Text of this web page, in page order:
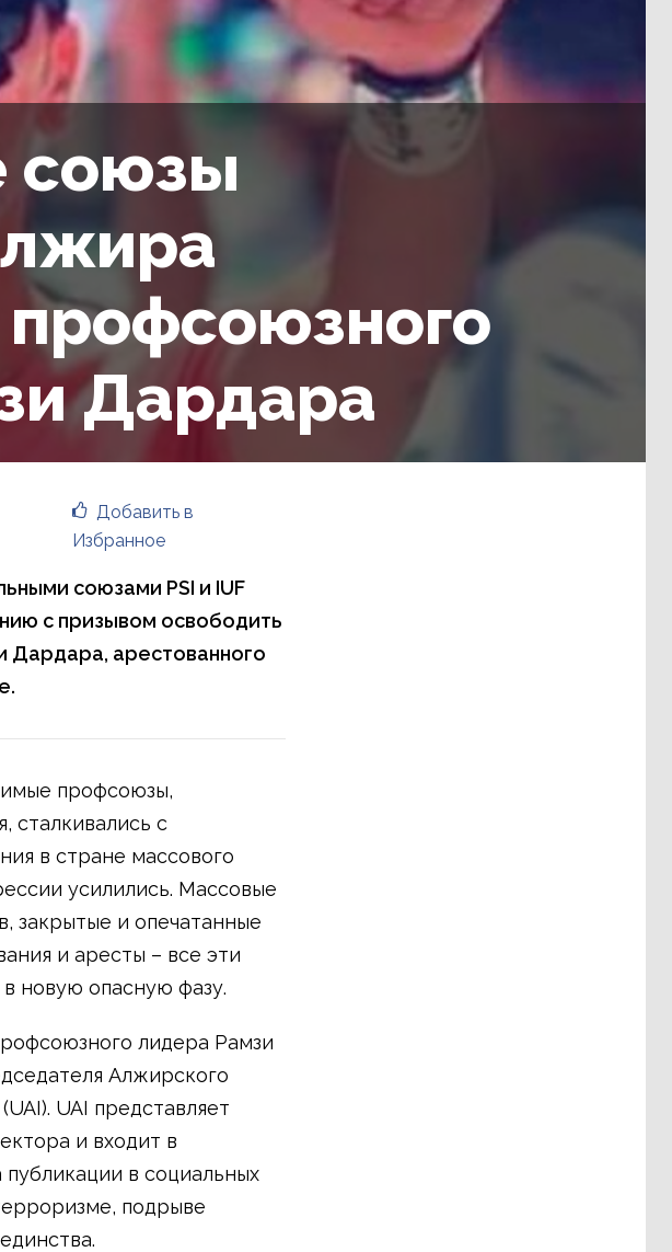
союзы
Дардара
Добавить в
Избранное
союзами PSI и IUF
с призывом освободить
Дардара, арестованного
профсоюзы,
сталкивались с
в стране массового
усилились. Массовые
закрытые и опечатанные
и аресты – все эти
новую опасную фазу.
лидера Рамзи
Алжирского
UAI представляет
и входит в
в социальных
подрыве